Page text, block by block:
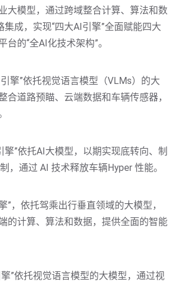
大模型，通过跨域整合计算、算法和数
集成，实现“四大AI引擎”全面赋能四大
的“全AI化技术架构”。
擎”依托视觉语言模型（VLMs）的大
合道路预瞄、云端数据和车辆传感器，
擎”依托AI大模型，以期实现底转向、制
，通过 AI 技术释放车辆Hyper 性能。
”，依托驾乘出行垂直领域的大模型，
的计算、算法和数据，提供全面的智能
擎”依托视觉语言模型的大模型，通过视